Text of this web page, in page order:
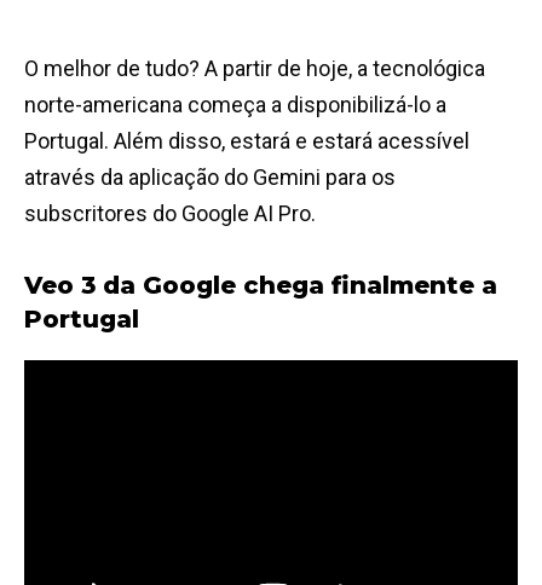
O melhor de tudo? A partir de hoje, a tecnológica
norte-americana começa a disponibilizá-lo a
Portugal. Além disso, estará e estará acessível
através da aplicação do Gemini para os
subscritores do Google AI Pro.
Veo 3 da Google chega finalmente a
Portugal